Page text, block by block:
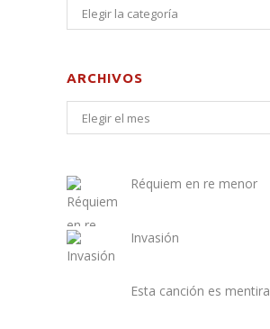
ARCHIVOS
Réquiem en re menor
Invasión
Esta canción es mentira